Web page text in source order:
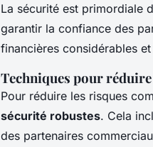
La sécurité est primordiale
garantir la confiance des
financières considérables
Techniques pour
Pour réduire les risques
sécurité robustes. Cela
des partenaires